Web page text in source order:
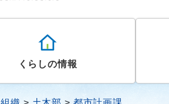
くらしの情報